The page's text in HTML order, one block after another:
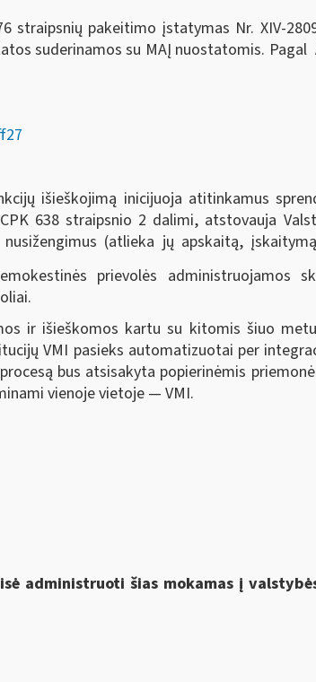
straipsnių pakeitimo įstatymas Nr. XIV-
suderinamos su MAĮ nuostatomis.
išieškojimą inicijuoja atitinkamus
638 straipsnio 2 dalimi, atstovauja
(atlieka jų apskaitą,
prievolės administruojamos
ir išieškomos kartu su kitomis šiuo
VMI pasieks automatizuotai per
bus atsisakyta popierinėmis
vienoje vietoje — VMI.
administruoti šias mokamas į